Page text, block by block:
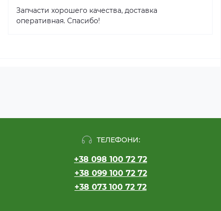
Запчасти хорошего качества, доставка
оперативная. Спасибо!
ТЕЛЕФОНИ:
+38 098 100 72 72
+38 099 100 72 72
+38 073 100 72 72